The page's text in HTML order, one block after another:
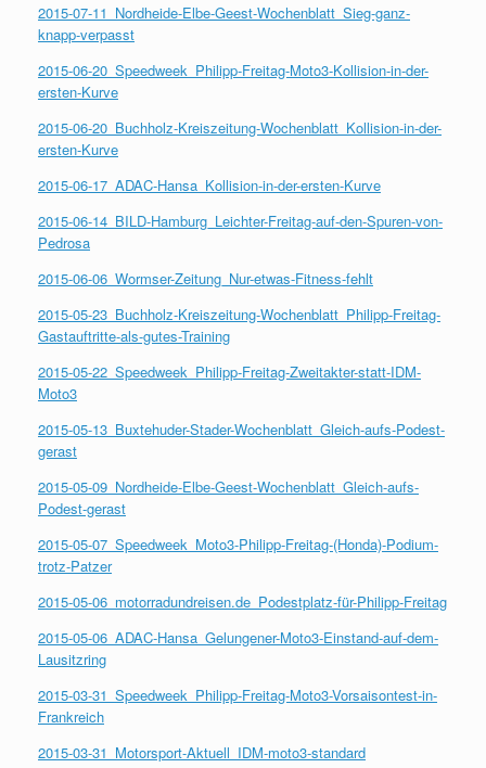
2015-07-11_Nordheide-Elbe-Geest-Wochenblatt_Sieg-ganz-
knapp-verpasst
2015-06-20_Speedweek_Philipp-Freitag-Moto3-Kollision-in-der-
ersten-Kurve
2015-06-20_Buchholz-Kreiszeitung-Wochenblatt_Kollision-in-der-
ersten-Kurve
2015-06-17_ADAC-Hansa_Kollision-in-der-ersten-Kurve
2015-06-14_BILD-Hamburg_Leichter-Freitag-auf-den-Spuren-von-
Pedrosa
2015-06-06_Wormser-Zeitung_Nur-etwas-Fitness-fehlt
2015-05-23_Buchholz-Kreiszeitung-Wochenblatt_Philipp-Freitag-
Gastauftritte-als-gutes-Training
2015-05-22_Speedweek_Philipp-Freitag-Zweitakter-statt-IDM-
Moto3
2015-05-13_Buxtehuder-Stader-Wochenblatt_Gleich-aufs-Podest-
gerast
2015-05-09_Nordheide-Elbe-Geest-Wochenblatt_Gleich-aufs-
Podest-gerast
2015-05-07_Speedweek_Moto3-Philipp-Freitag-(Honda)-Podium-
trotz-Patzer
2015-05-06_motorradundreisen.de_Podestplatz-für-Philipp-Freitag
2015-05-06_ADAC-Hansa_Gelungener-Moto3-Einstand-auf-dem-
Lausitzring
2015-03-31_Speedweek_Philipp-Freitag-Moto3-Vorsaisontest-in-
Frankreich
2015-03-31_Motorsport-Aktuell_IDM-moto3-standard